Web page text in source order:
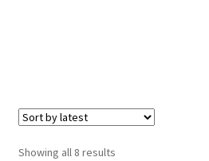
Showing all 8 resultsSorted